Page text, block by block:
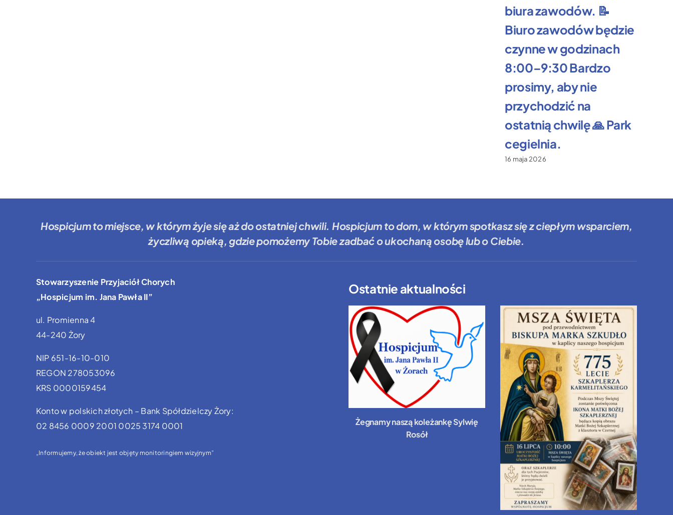
biura zawodów. 📝
Biuro zawodów będzie
czynne w godzinach
8:00–9:30 Bardzo
prosimy, aby nie
przychodzić na
ostatnią chwilę 🙏 Park
cegielnia.
16 maja 2026
Hospicjum to miejsce, w którym żyje się aż do ostatniej chwili. Hospicjum to dom, w którym spotkasz się z ciepłym wsparciem,
życzliwą opieką, gdziepomożemy Tobiezadbać o ukochaną osobę lub o Ciebie.
Stowarzyszenie Przyjaciół Chorych
„Hospicjum im. Jana Pawła II”
ul. Promienna 4
44-240 Żory
NIP 651-16-10-010
REGON 278053096
KRS 0000159454
Konto w polskich złotych – Bank Spółdzielczy Żory:
02 8456 0009 2001 0025 3174 0001
„Informujemy, że obiekt jest objęty monitoringiem wizyjnym”
Ostatnie aktualności
Żegnamy naszą koleżankę Sylwię
Rosół